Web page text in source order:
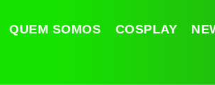
QUEM SOMOS COSPLAY